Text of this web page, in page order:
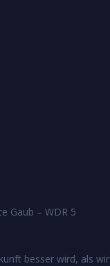
Gaub – WDR 5
besser wird, als wir